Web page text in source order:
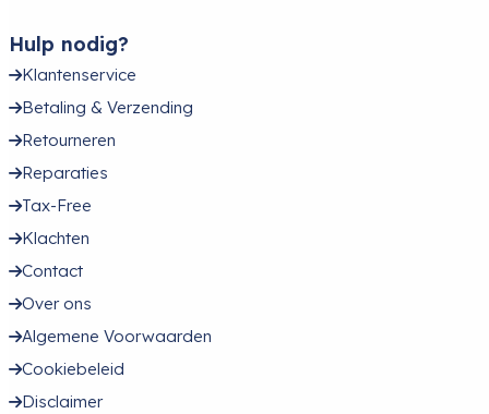
Hulp nodig?
Klantenservice
Betaling & Verzending
Retourneren
Reparaties
Tax-Free
Klachten
Contact
Over ons
Algemene Voorwaarden
Cookiebeleid
Disclaimer